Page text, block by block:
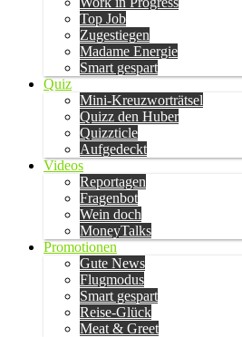
Top Job
Zugestiegen
Madame Energie
Smart gespart
Quiz
Mini-Kreuzworträtsel
Quizz den Huber
Quizzticle
Aufgedeckt
Videos
Reportagen
Fragenbot
Wein doch
MoneyTalks
Promotionen
Gute News
Flugmodus
Smart gespart
Reise-Glück
Meat & Greet